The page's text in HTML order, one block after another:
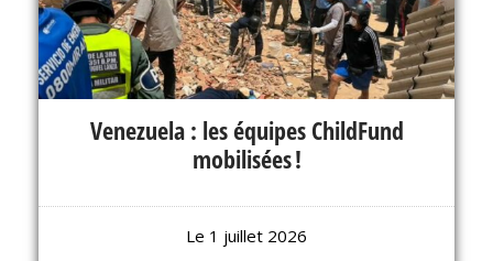
Venezuela : les équipes ChildFund
mobilisées !
Le 1 juillet 2026